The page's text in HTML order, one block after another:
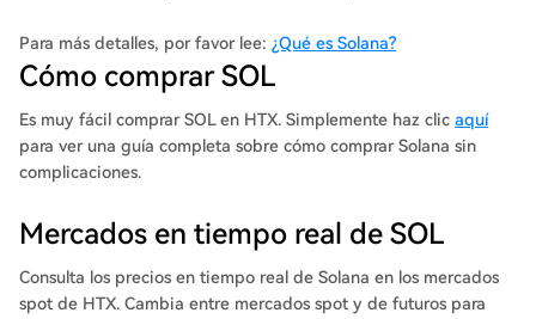
consulta nuestro análisis profundo de Solana. El protocolo
Solana está diseñado para facilitar la creación de aplicaciones
descentralizadas (DApp). Su objetivo es mejorar la escalabilidad
al introducir un consenso de prueba de historia (PoH)
combinado con el consenso de prueba de participación (PoS)
subyacente de la blockchain. Debido al innovador modelo de
traders como de traders institucionales. Un enfoque significativo
para la Fundación Solana es hacer que las finanzas
descentralizadas sean accesibles a mayor escala.
Para más detalles, por favor lee: ¿Qué es Solana?
Cómo comprar SOL
Es muy fácil comprar SOL en HTX. Simplemente haz clic aquí
para ver una guía completa sobre cómo comprar Solana sin
complicaciones.
Mercados en tiempo real de SOL
Consulta los precios en tiempo real de Solana en los mercados
spot de HTX. Cambia entre mercados spot y de futuros para